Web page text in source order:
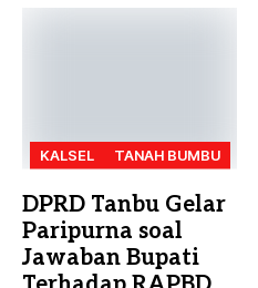
KALSEL TANAH BUMBU
DPRD Tanbu Gelar
Paripurna soal
Jawaban Bupati